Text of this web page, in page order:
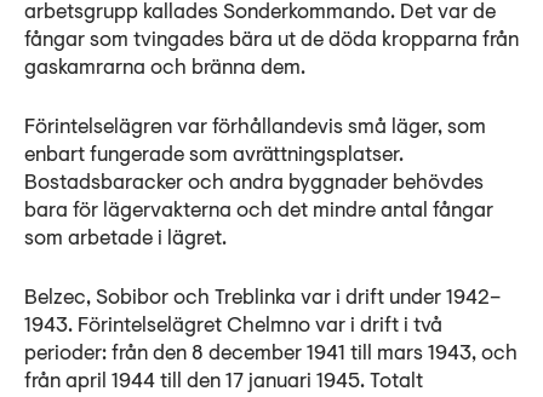
arbetsgrupp kallades Sonderkommando. Det var de
fångar som tvingades bära ut de döda kropparna från
gaskamrarna och bränna dem.
Förintelselägren var förhållandevis små läger, som
enbart fungerade som avrättningsplatser.
Bostadsbaracker och andra byggnader behövdes
bara för lägervakterna och det mindre antal fångar
som arbetade i lägret.
Belzec, Sobibor och Treblinka var i drift under 1942–
1943. Förintelselägret Chelmno var i drift i två
perioder: från den 8 december 1941 till mars 1943, och
från april 1944 till den 17 januari 1945. Totalt